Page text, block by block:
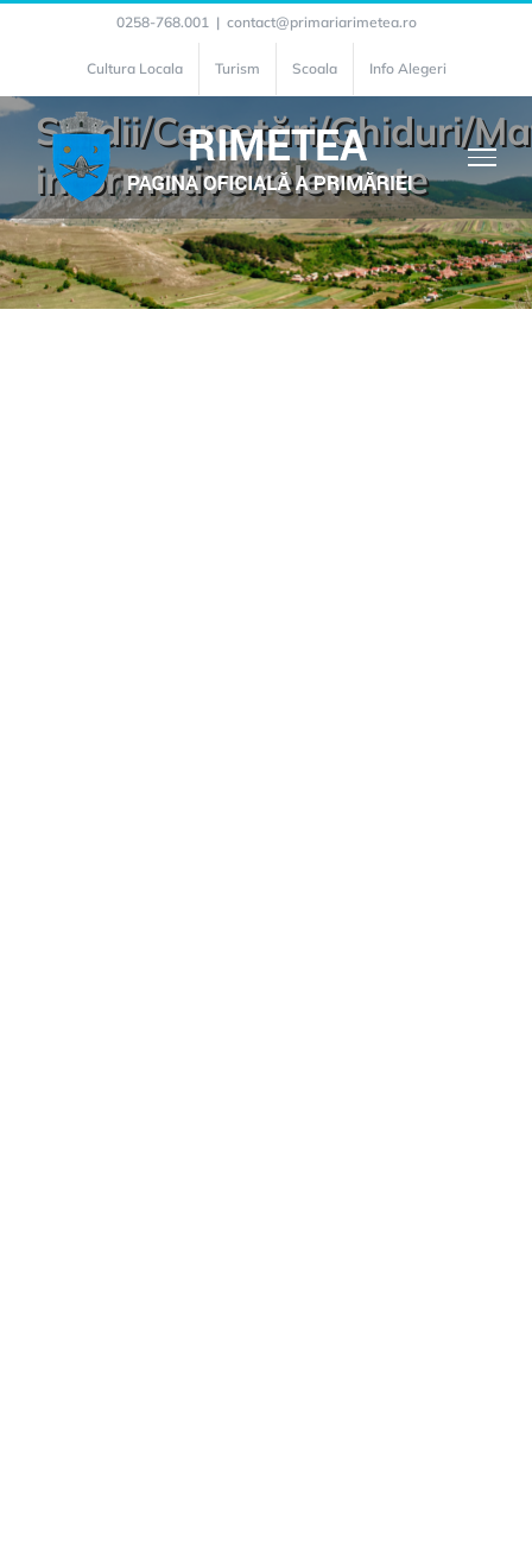
content
0258-768.001 | contact@primariarimetea.ro
Cultura Locala Turism Scoala Info Alegeri
Studii/Cercetări/Ghiduri/
informative relevante